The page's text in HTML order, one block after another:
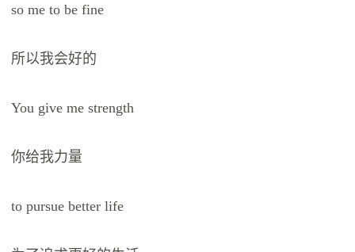
so me to be fine
所以我会好的
You give me strength
你给我力量
to pursue better life